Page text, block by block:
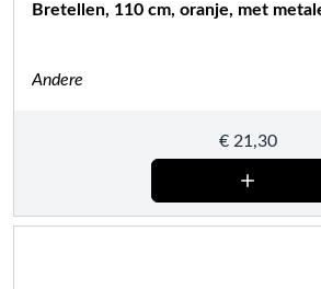
Bretellen, 110 cm, oranje, met
Andere
€21,30